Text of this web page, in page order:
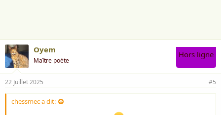
Oyem
Maître poète
Hors ligne
22 Juillet 2025 #5
chessmec a dit: